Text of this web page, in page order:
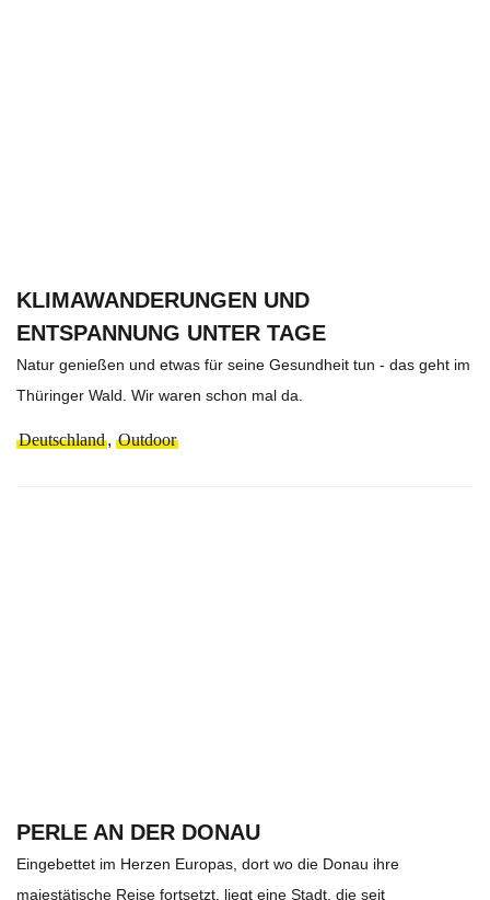
KLIMAWANDERUNGEN UND
ENTSPANNUNG UNTER TAGE
Natur genießen und etwas für seine Gesundheit tun - das geht im
Thüringer Wald. Wir waren schon mal da.
Deutschland, Outdoor
PERLE AN DER DONAU
Eingebettet im Herzen Europas, dort wo die Donau ihre
majestätische Reise fortsetzt, liegt eine Stadt, die seit